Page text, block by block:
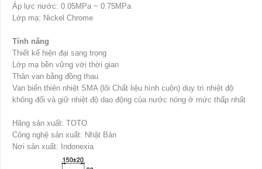
Áp lực nước: 0.05MPa ~ 0.75MPa
Lớp mạ: Nickel Chrome
Tính năng
Thiết kế hiện đại sang trọng
Lớp mạ bền vững với thời gian
Thân van bằng đồng thau
Van biến thiên nhiệt SMA (lõi Chất liệu hình cuộn) duy trì nhiệt độ
không đổi và giữ nhiệt độ dao động của nước nóng ở mức thấp nhất
Hãng sản xuất: TOTO
Công nghệ sản xuất: Nhật Bản
Nơi sản xuất: Indonexia